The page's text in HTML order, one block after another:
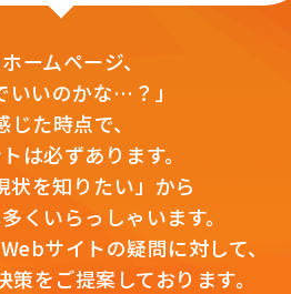
ホームページ、
いいのかな…？」
じた時点で、
は必ずあります。
状を知りたい」から
くいらっしゃいます。
サイトの疑問に対して、
をご提案しております。